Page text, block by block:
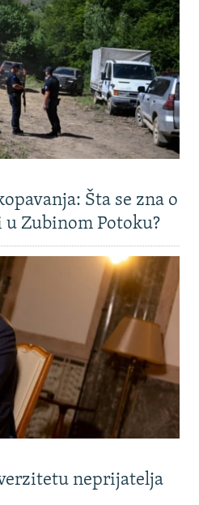
Šta se zna o
Zubinom Potoku?
neprijatelja